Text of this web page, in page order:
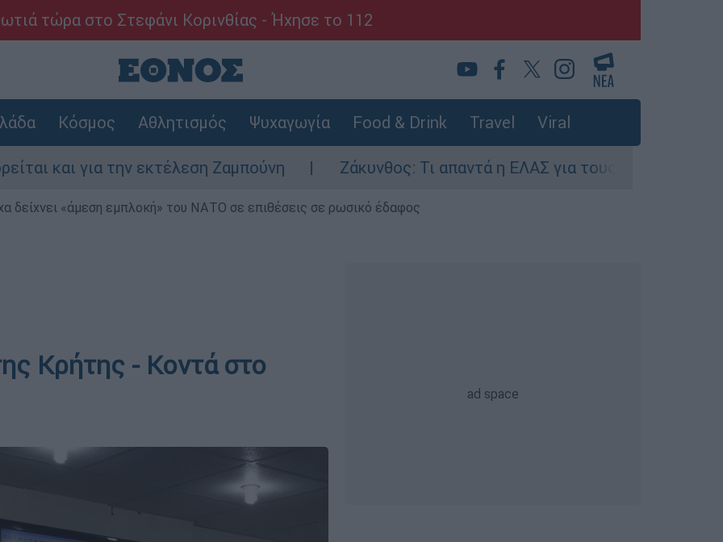
τώρα στο Στεφάνι Κορινθίας - Ήχησε το 112
Κόσμος Αθλητισμός Ψυχαγωγία Food & Drink Travel Viral
για την εκτέλεση Ζαμπούνη Ζάκυνθος: Τι απαντά η ΕΛΑΣ για τους 8 βιασμούς
δείχνει «άμεση εμπλοκή» του ΝΑΤΟ σε επιθέσεις σε ρωσικό έδαφος
Κρήτης - Κοντά στο